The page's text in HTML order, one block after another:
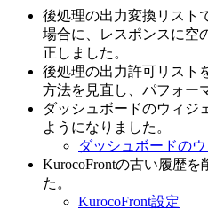
後処理の出力変換リスト
場合に、レスポンスに空
正しました。
後処理の出力許可リスト
方法を見直し、パフォー
ダッシュボードのウィジ
ようになりました。
ダッシュボードの
KurocoFrontの古い履歴
た。
KurocoFront設定